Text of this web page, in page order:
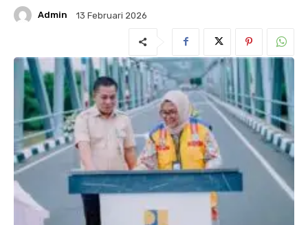
Admin 13 Februari 2026